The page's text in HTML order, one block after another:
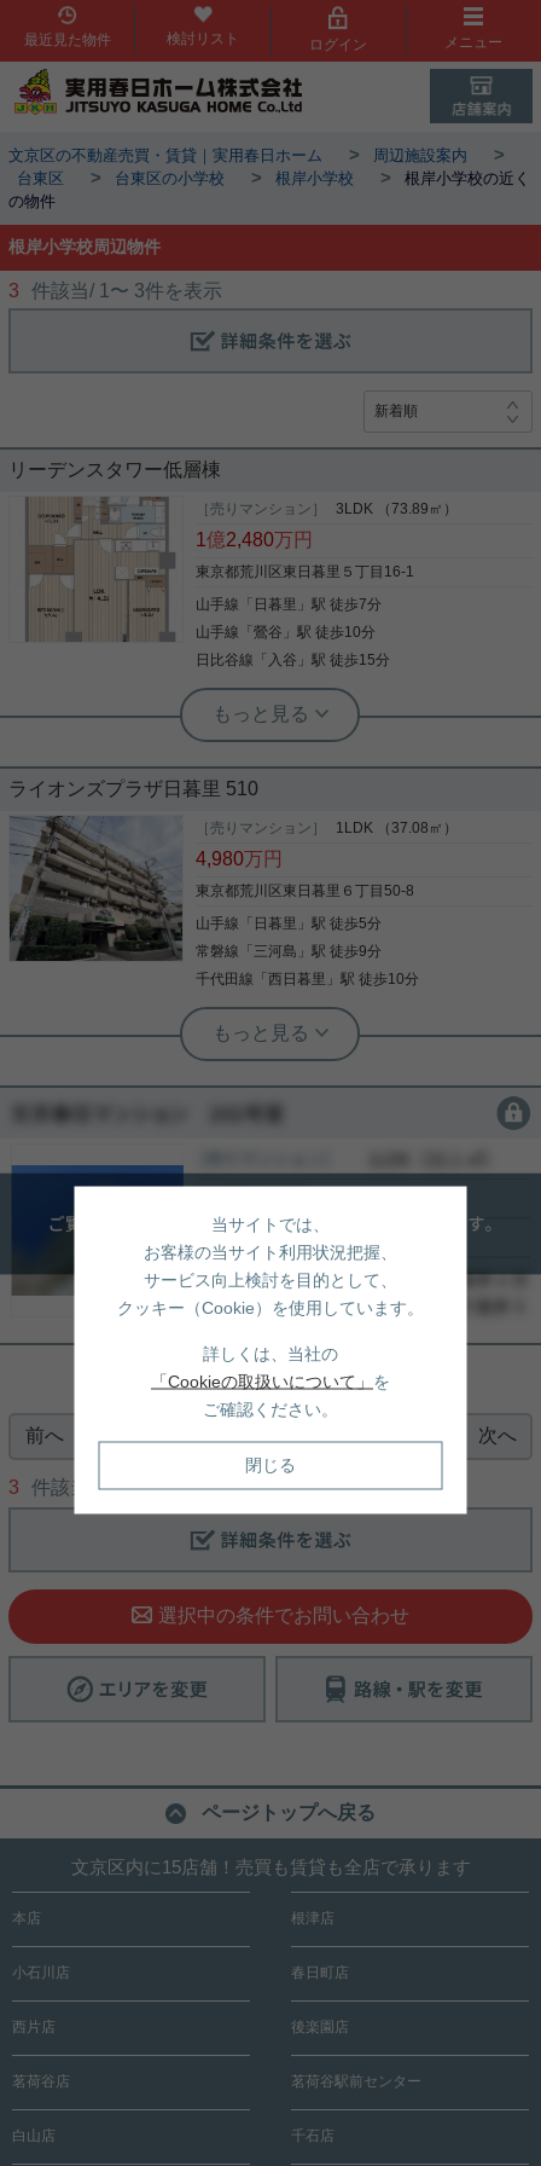
最近見た物件 検討リスト ログイン メニュー
文京区の不動産売買・賃貸｜実用春日ホーム > 周辺施設案内 >
台東区 > 台東区の小学校 > 根岸小学校 >
根岸小学校の近く
の物件
根岸小学校周辺物件
3 件該当/ 1 〜 3件を表示
リーデンスタワー低層棟
［売りマンション］ 3LDK （73.89㎡）
1億2,480万円
東京都荒川区東日暮里５丁目16-1
山手線 「 日暮里 」駅 徒歩7分
山手線 「鶯谷 」駅 徒歩10分
日比谷線 「 入谷 」駅 徒歩15分
根津駅前センター（実用根津ホーム株式会社 根津駅前センター） スタ
ッフ小西
開放感があり眺望の良いお部屋です
３００世帯を超えるビッグコミュニティ 管理体制が
良好で買い物も便利なマンションです。 都心へのア
クセスは複数駅利用可能で大変便利です。 室内もリ
ノベーション済で綺麗で使いやすい間取りです。 個
写真(9)
詳細を見る
ライオンズプラザ日暮里 510
［売りマンション］ 1LDK （37.08㎡）
4,980万円
東京都荒川区東日暮里６丁目50-8
山手線 「 日暮里 」駅 徒歩5分
常磐線 「 三河島 」駅 徒歩9分
千代田線 「西日暮里 」駅 徒歩10分
根津駅前センター（実用根津ホーム株式会社 根津駅前センター） スタ
ッフ小西
早めの資産形成
会員限定
会員限定
-
前へ 1 次へ
3 件該当/1〜3件を表示
選択中の条件でお問い合わせ
ページトップへ戻る
文京区内に15店舗！売買も賃貸も全店で承ります
本店 根津店
小石川店 春日町店
西片店 後楽園店
茗荷谷店 茗荷谷駅前センター
白山店 千石店
当サイトでは、
お客様の当サイト利用状況把握、
サービス向上検討を目的として、
クッキー（Cookie）を使用しています。
詳しくは、当社の
「Cookieの取扱いについて」 を
ご確認ください。
閉じる